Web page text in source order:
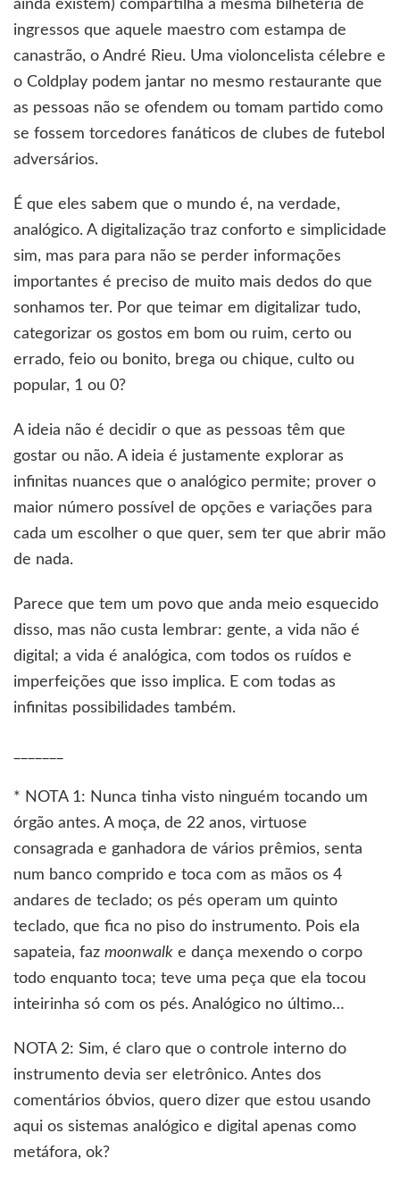
ainda existem) compartilha a mesma bilheteria de
ingressos que aquele maestro com estampa de
canastrão, o André Rieu. Uma violoncelista célebre e
o Coldplay podem jantar no mesmo restaurante que
as pessoas não se ofendem ou tomam partido como
se fossem torcedores fanáticos de clubes de futebol
adversários.
É que eles sabem que o mundo é, na verdade,
analógico. A digitalização traz conforto e simplicidade
sim, mas para para não se perder informações
importantes é preciso de muito mais dedos do que
sonhamos ter. Por que teimar em digitalizar tudo,
categorizar os gostos em bom ou ruim, certo ou
errado, feio ou bonito, brega ou chique, culto ou
popular, 1 ou 0?
A ideia não é decidir o que as pessoas têm que
gostar ou não. A ideia é justamente explorar as
infinitas nuances que o analógico permite; prover o
maior número possível de opções e variações para
cada um escolher o que quer, sem ter que abrir mão
de nada.
Parece que tem um povo que anda meio esquecido
disso, mas não custa lembrar: gente, a vida não é
digital; a vida é analógica, com todos os ruídos e
imperfeições que isso implica. E com todas as
infinitas possibilidades também.
* NOTA 1: Nunca tinha visto ninguém tocando um
órgão antes. A moça, de 22 anos, virtuose
consagrada e ganhadora de vários prêmios, senta
num banco comprido e toca com as mãos os 4
andares de teclado; os pés operam um quinto
teclado, que fica no piso do instrumento. Pois ela
sapateia, faz moonwalk e dança mexendo o corpo
todo enquanto toca; teve uma peça que ela tocou
inteirinha só com os pés. Analógico no último…
NOTA 2: Sim, é claro que o controle interno do
instrumento devia ser eletrônico. Antes dos
comentários óbvios, quero dizer que estou usando
aqui os sistemas analógico e digital apenas como
metáfora, ok?